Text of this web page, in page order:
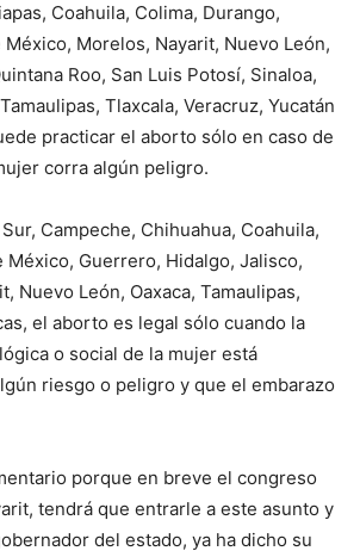
Coahuila, Colima, Durango,
Morelos, Nayarit, Nuevo León,
Roo, San Luis Potosí, Sinaloa,
Tlaxcala, Veracruz, Yucatán
practicar el aborto sólo en caso de
corra algún peligro.
Campeche, Chihuahua, Coahuila,
México, Guerrero, Hidalgo, Jalisco,
Nuevo León, Oaxaca, Tamaulipas,
el aborto es legal sólo cuando la
o social de la mujer está
riesgo o peligro y que el embarazo
porque en breve el congreso
tendrá que entrarle a este asunto y
del estado, ya ha dicho su